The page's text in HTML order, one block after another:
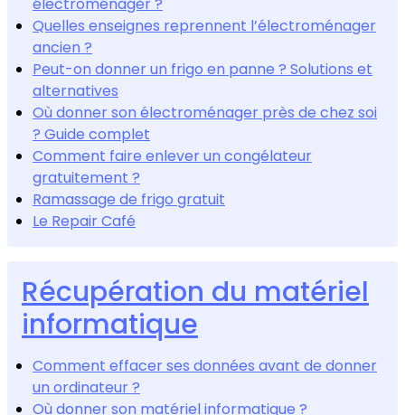
Quelles enseignes reprennent l’électroménager
ancien ?
Peut-on donner un frigo en panne ? Solutions et
alternatives
Où donner son électroménager près de chez soi
? Guide complet
Comment faire enlever un congélateur
gratuitement ?
Ramassage de frigo gratuit
Le Repair Café
Récupération du matériel
informatique
Comment effacer ses données avant de donner
un ordinateur ?
Où donner son matériel informatique ?